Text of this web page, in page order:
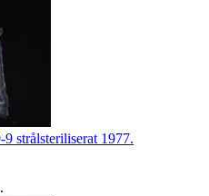
strålsteriliserat 1977.
.